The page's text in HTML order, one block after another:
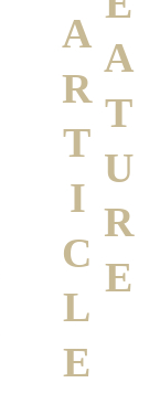
FEATURE
ARTICLE